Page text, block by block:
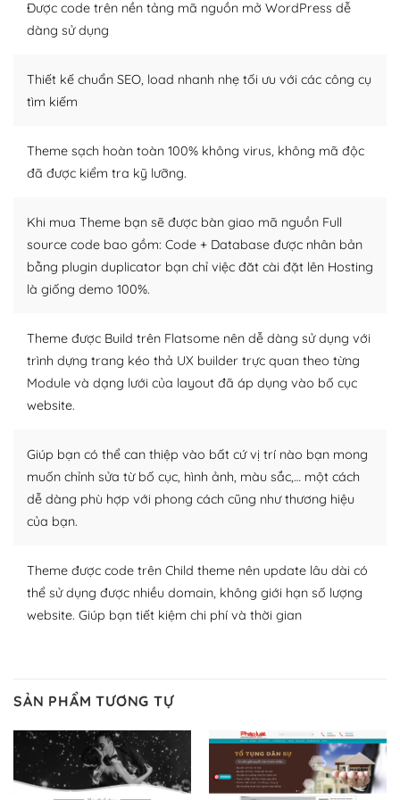
tìm kiếm chúng trên Internet hoặc nhờ chuyên gia.
Dễ dàng tùy chỉnh trên WordPress
– Sở hữu một cộng đồng lớn, sẵn sàng hỗ trợ
người cuồng tín WordPress.
kiếm những cộng đồng WordPress, họ sẽ giúp bạn trả
lời, giải đáp vấn đề của bạn.
Cộng đồng sử dụng WordPress sẵn sàng hỗ trợ bạn
Plugin mở rộng là thành phần cài đặt thêm vào
WordPress để tăng thêm các tính năng cần thiết. Có
nhiều plugin trả phí hoặc miễn phí.
plugin của WordPress rất phong phú. Bạn có thể thỏa
thích chọn lựa plugin và themes phù hợp cho mục đích
lập website của mình.
WordPress đa dạng plugin và themes
– Dễ sử dụng
Với mọi Hosting bất kỳ thì WordPress đều có thể dễ
dàng thiết lập vì thực tế nó đã cung cấp khoảng 60%
trang web WordPress của bạn.
Dễ dàng lựa chọn Hosting cho website WordPress
– Bảo mật cực tốt
Được code trên nền tảng mã nguồn mở WordPress dễ
dàng sử dụng
Thiết kế chuẩn SEO, load nhanh nhẹ tối ưu với các công cụ
tìm kiếm
Theme sạch hoàn toàn 100% không virus, không mã độc
đã được kiểm tra kỹ lưỡng.
Khi mua Theme bạn sẽ được bàn giao mã nguồn Full
source code bao gồm: Code + Database được nhân bản
bằng plugin duplicator bạn chỉ việc đăt cài đặt lên Hosting
là giống demo 100%.
Theme được Build trên Flatsome nên dễ dàng sử dụng với
trình dựng trang kéo thả UX builder trực quan theo từng
Module và dạng lưới của layout đã áp dụng vào bố cục
website.
Giúp bạn có thể can thiệp vào bất cứ vị trí nào bạn mong
muốn chỉnh sửa từ bố cục, hình ảnh, màu sắc,… một cách
dễ dàng phù hợp với phong cách cũng như thương hiệu
của bạn.
Theme được code trên Child theme nên update lâu dài có
thể sử dụng được nhiều domain, không giới hạn số lượng
website. Giúp bạn tiết kiệm chi phí và thời gian
SẢN PHẨM TƯƠNG TỰ